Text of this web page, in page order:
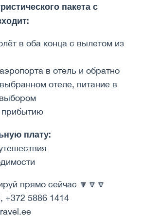
пакета с
в оба конца с вылетом из
в отель и обратно
отеле, питание в
прибытию
плату:
прямо сейчас 🔽🔽🔽
+372 5886 1414